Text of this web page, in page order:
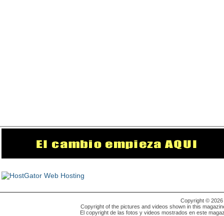
Copyright © 2026
Copyright of the pictures and videos shown in this
El copyright de las fotos y videos mostrados en este